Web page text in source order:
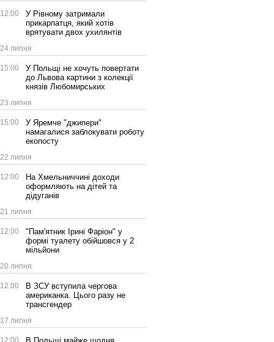
12:00
У Рівному затримали
прикарпатця, який хотів
врятувати двох ухилянтів
24 липня
15:00
У Польщі не хочуть повертати
до Львова картини з колекції
князів Любомирських
23 липня
15:00
У Яремче "джипери"
намагалися заблокувати роботу
екопосту
22 липня
12:00
На Хмельниччині доходи
оформляють на дітей та
дідуганів
21 липня
12:00
"Пам'ятник Ірині Фаріон" у
формі туалету обійшовся у 2
мільйони
20 липня
12:00
В ЗСУ вступила чергова
американка. Цього разу не
трансгендер
17 липня
12:00